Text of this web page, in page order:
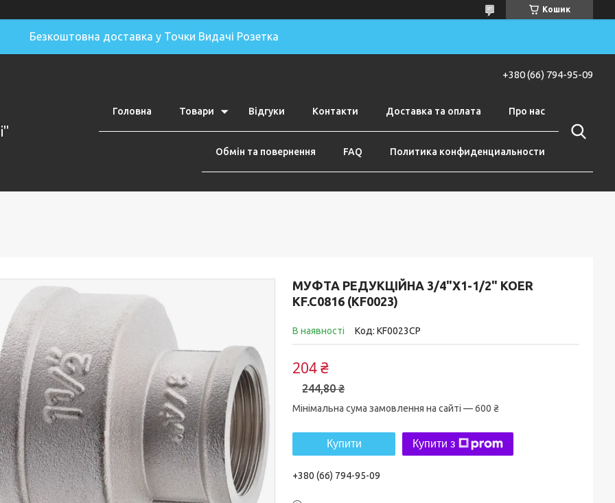
Кошик
Безкоштовна доставка у Точки Видачі Розетка
+380 (66) 794-95-09
Головна Товари Відгуки Контакти Доставка та оплата Про нас
Обмін та повернення FAQ Политика конфиденциальности
МУФТА РЕДУКЦІЙНА 3/4"X1-1/2" KOER
KF.C0816 (KF0023)
В наявності Код: KF0023CP
244,80 ₴
204 ₴
Мінімальна сума замовлення на сайті — 600 ₴
Купити Купити з
+380 (66) 794-95-09